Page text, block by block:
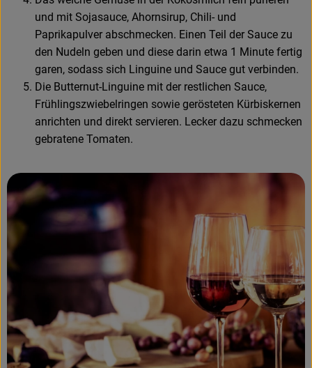
und mit Sojasauce, Ahornsirup, Chili- und
Paprikapulver abschmecken. Einen Teil der Sauce zu
den Nudeln geben und diese darin etwa 1 Minute fertig
garen, sodass sich Linguine und Sauce gut verbinden.
Die Butternut-Linguine mit der restlichen Sauce,
Frühlingszwiebelringen sowie gerösteten Kürbiskernen
anrichten und direkt servieren. Lecker dazu schmecken
gebratene Tomaten.